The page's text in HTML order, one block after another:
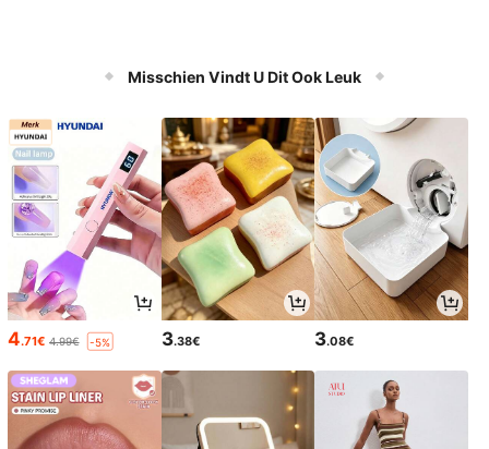
Misschien Vindt U Dit Ook Leuk
4.71€ 4.99€ -5% 3.38€ 3.08€